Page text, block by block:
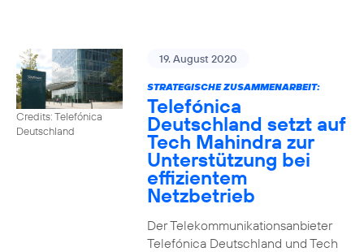
Credits: Telefónica
Deutschland
19. August 2020
STRATEGISCHE ZUSAMMENARBEIT:
Telefónica
Deutschland setzt auf
Tech Mahindra zur
Unterstützung bei
effizientem
Netzbetrieb
Der Telekommunikationsanbieter
Telefónica Deutschland und Tech